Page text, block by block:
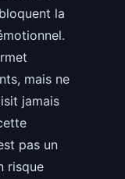
la
mais ne
jamais
pas un
risque